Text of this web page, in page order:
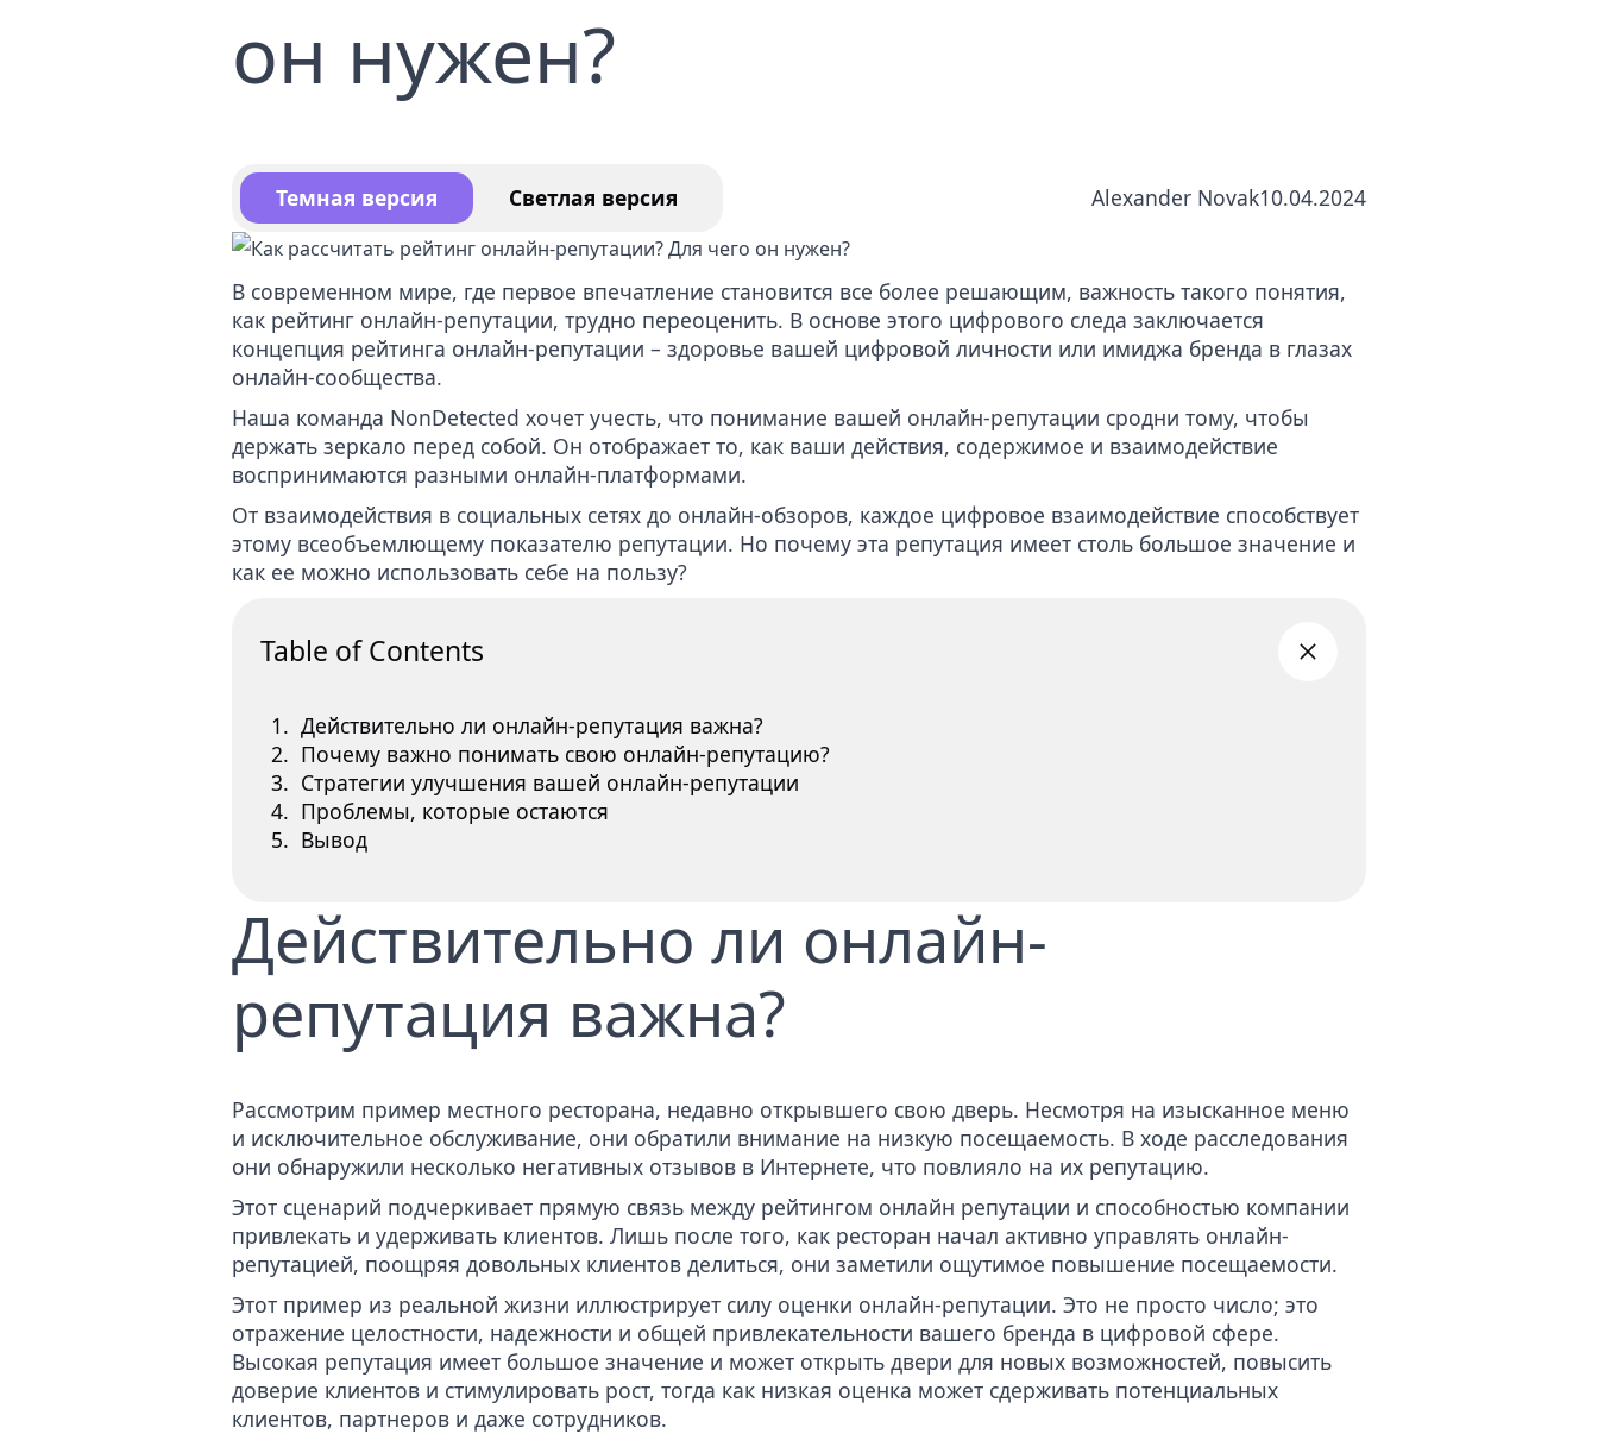
Удаление отзывов из Гугл
Услуга по удалению
он нужен?
Alexander Novak10.04.2024
Темная версия Светлая версия
В современном мире, где первое впечатление становится все более решающим, важность такого понятия,
как рейтинг онлайн-репутации, трудно переоценить. В основе этого цифрового следа заключается
концепция рейтинга онлайн-репутации – здоровье вашей цифровой личности или имиджа бренда в глазах
онлайн-сообщества.
Наша команда NonDetected хочет учесть, что понимание вашей онлайн-репутации сродни тому, чтобы
держать зеркало перед собой. Он отображает то, как ваши действия, содержимое и взаимодействие
воспринимаются разными онлайн-платформами.
От взаимодействия в социальных сетях до онлайн-обзоров, каждое цифровое взаимодействие способствует
этому всеобъемлющему показателю репутации. Но почему эта репутация имеет столь большое значение и
как ее можно использовать себе на пользу?
Table of Contents
Действительно ли онлайн-репутация важна?
Почему важно понимать свою онлайн-репутацию?
Стратегии улучшения вашей онлайн-репутации
Проблемы, которые остаются
Вывод
Действительно ли онлайн-
репутация важна?
Рассмотрим пример местного ресторана, недавно открывшего свою дверь. Несмотря на изысканное меню
и исключительное обслуживание, они обратили внимание на низкую посещаемость. В ходе расследования
они обнаружили несколько негативных отзывов в Интернете, что повлияло на их репутацию.
Этот сценарий подчеркивает прямую связь между рейтингом онлайн репутации и способностью компании
привлекать и удерживать клиентов. Лишь после того, как ресторан начал активно управлять онлайн-
репутацией, поощряя довольных клиентов делиться, они заметили ощутимое повышение посещаемости.
Этот пример из реальной жизни иллюстрирует силу оценки онлайн-репутации. Это не просто число; это
отражение целостности, надежности и общей привлекательности вашего бренда в цифровой сфере.
Высокая репутация имеет большое значение и может открыть двери для новых возможностей, повысить
доверие клиентов и стимулировать рост, тогда как низкая оценка может сдерживать потенциальных
клиентов, партнеров и даже сотрудников.